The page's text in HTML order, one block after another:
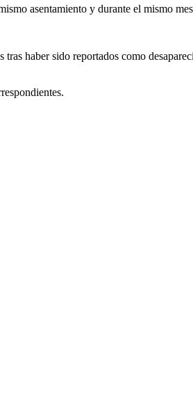
asentamiento y durante el mismo
haber sido reportados como